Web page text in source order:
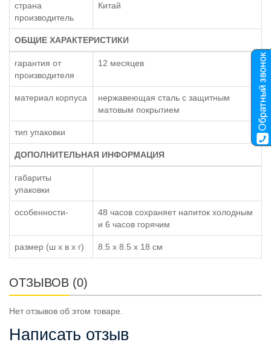
страна
производитель
Китай
ОБЩИЕ ХАРАКТЕРИСТИКИ
гарантия от
производителя
12 месяцев
материал корпуса
нержавеющая сталь с защитным
матовым покрытием
тип упаковки
ДОПОЛНИТЕЛЬНАЯ ИНФОРМАЦИЯ
габариты
упаковки
особенности-
48 часов сохраняет напиток холодным
и 6 часов горячим
размер (ш x в x г) 8.5 x 8.5 x 18 см
ОТЗЫВОВ (0)
Нет отзывов об этом товаре.
Написать отзыв